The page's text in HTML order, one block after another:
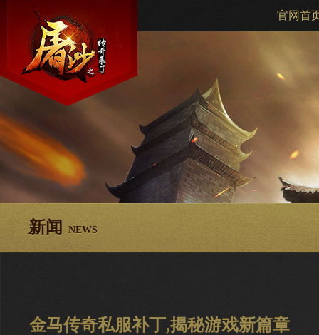
官网首
新闻 NEWS
金马传奇私服补丁,揭秘游戏新篇章